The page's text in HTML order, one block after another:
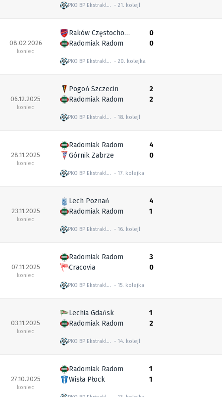
PKO BP Ekstraklasa 21. kolejka
08.02.2026
koniec
Raków Częstochowa
Radomiak Radom
PKO BP Ekstraklasa 20. kolejka
0
0
06.12.2025
koniec
Pogoń Szczecin
Radomiak Radom
PKO BP Ekstraklasa 18. kolejka
2
2
28.11.2025
koniec
Radomiak Radom
Górnik Zabrze
PKO BP Ekstraklasa 17. kolejka
4
0
23.11.2025
koniec
Lech Poznań
Radomiak Radom
PKO BP Ekstraklasa 16. kolejka
4
1
07.11.2025
koniec
Radomiak Radom
Cracovia
PKO BP Ekstraklasa 15. kolejka
3
0
03.11.2025
koniec
Lechia Gdańsk
Radomiak Radom
PKO BP Ekstraklasa 14. kolejka
1
2
27.10.2025
koniec
Radomiak Radom
Wisła Płock
1
1